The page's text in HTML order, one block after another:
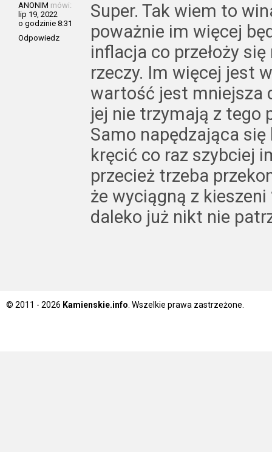
ANONIM mówi:
lip 19, 2022
o godzinie 8:31
Odpowiedz
Super. Tak wiem to
poważnie im więcej
inflacja co przełoży
rzeczy. Im więcej jest
wartość jest mniejsza
jej nie trzymają z tego
Samo napędzająca
kręcić co raz szybciej
przecież trzeba
że wyciągną z
daleko już nikt nie
© 2011 - 2026 Kamienskie.info. Wszelkie prawa zastrzeżone.